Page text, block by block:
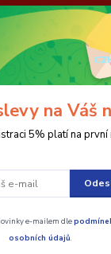
zavřeno. objednávky
Děkujeme za pochopení.
Šestihranná matka s
na Váš
5% platí na první
e-mailem dle
osobních údajů.